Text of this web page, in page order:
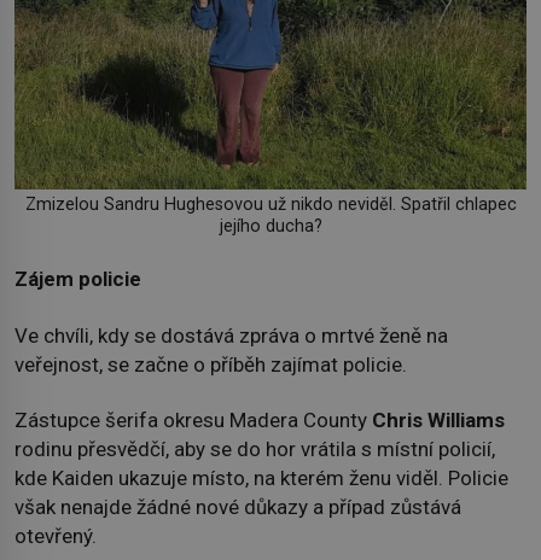
Zmizelou Sandru Hughesovou už nikdo neviděl. Spatřil chlapec
jejího ducha?
Zájem policie
Ve chvíli, kdy se dostává zpráva o mrtvé ženě na
veřejnost, se začne o příběh zajímat policie.
Zástupce šerifa okresu Madera County Chris Williams
rodinu přesvědčí, aby se do hor vrátila s místní policií,
kde Kaiden ukazuje místo, na kterém ženu viděl. Policie
však nenajde žádné nové důkazy a případ zůstává
otevřený.